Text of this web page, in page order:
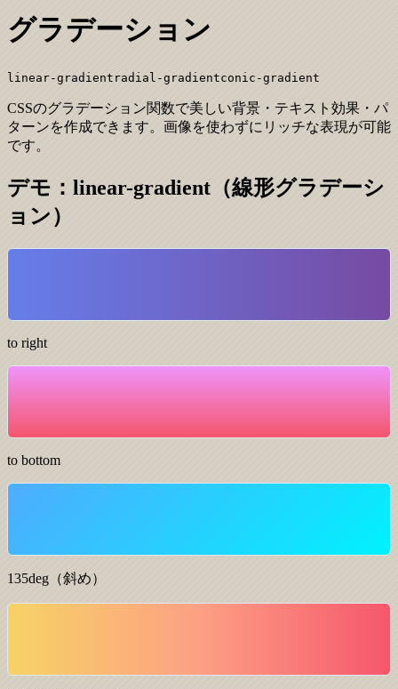
グラデーション
linear-gradient radial-gradientconic-gradient
CSSのグラデーション関数で美しい背景・テキスト効果・パ
ターンを作成できます。画像を使わずにリッチな表現が可能
です。
デモ：linear-gradient（線形グラデーシ
ョン）
to right
to bottom
135deg（斜め）